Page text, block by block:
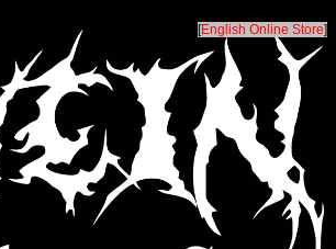
[English Online Store]